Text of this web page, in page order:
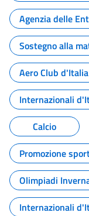
Agenzia delle
Sostegno alla
Aero Club d'Italia
Internazionali
Calcio
Promozione
Olimpiadi
Internazionali